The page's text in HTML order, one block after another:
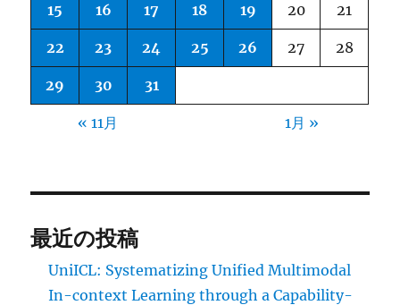
15 16 17 18 19 20 21
22 23 24 25 26 27 28
29 30 31
« 11月 1月 »
最近の投稿
UniICL: Systematizing Unified Multimodal
In-context Learning through a Capability-